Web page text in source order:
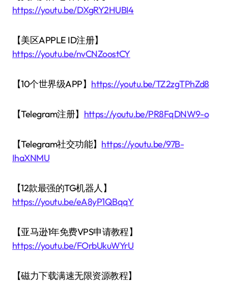
https://youtu.be/DXgRY2HUBI4
【美区APPLE ID注册】
https://youtu.be/nvCNZoostCY
【10个世界级APP】 https://youtu.be/TZ2zgTPhZd8
【Telegram注册】 https://youtu.be/PR8FqDNW9-o
【Telegram社交功能】 https://youtu.be/97B-
IhaXNMU
【12款最强的TG机器人】
https://youtu.be/eA8yP1QBqqY
【亚马逊1年免费VPS申请教程】
https://youtu.be/FOrbUkuWYrU
【磁力下载满速无限资源教程】